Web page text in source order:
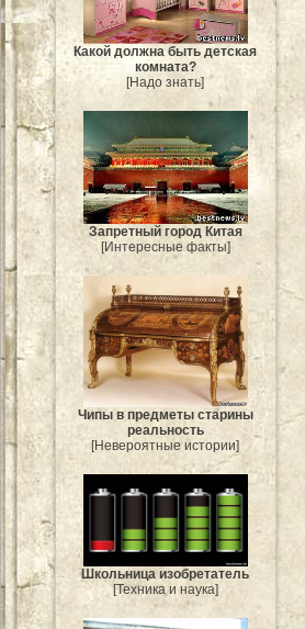
Какой должна быть детская
комната?
[Надо знать]
Запретный город Китая
[Интересные факты]
Чипы в предметы старины
реальность
[Невероятные истории]
Школьница изобретатель
[Техника и наука]